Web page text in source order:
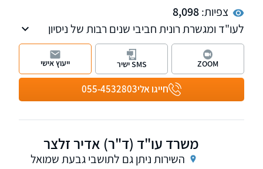
צפיות:8,098
לעו"ד ומגשרת רונית חביבי שנים רבות של ניסיון
מעשי בדיני העבודה וניסיון עשיר של למעלה
מעשור בתחום דיני המשפחה והגירושין
חייגו אלי055-4532803
ZOOM SMS ישיר ייעוץ אישי
משרד עו"ד (ד"ר) אדיר זלצר
השירות ניתן גם לתושבי גבעת שמואל